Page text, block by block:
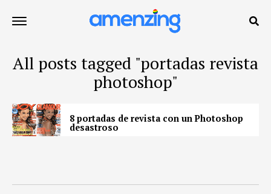
All posts tagged "portadas revista
photoshop"
8 portadas de revista con un Photoshop
desastroso